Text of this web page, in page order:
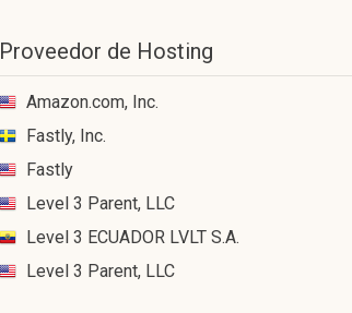
Proveedor de Hosting
Amazon.com, Inc.
Fastly, Inc.
Fastly
Level 3 Parent, LLC
Level 3 ECUADOR LVLT S.A.
Level 3 Parent, LLC